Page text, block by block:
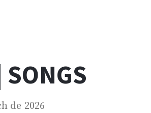
de 2026